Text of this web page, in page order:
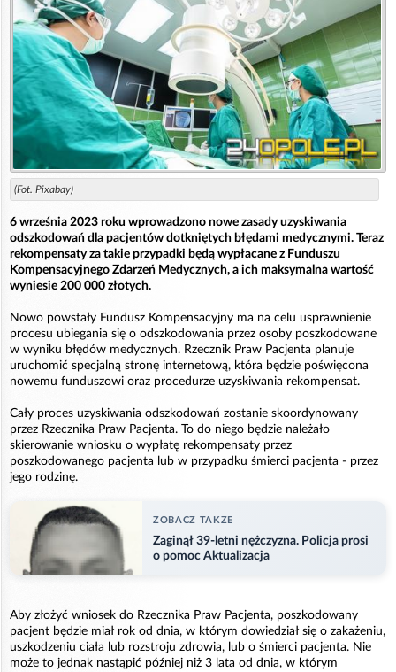
(Fot. Pixabay)
6 września 2023 roku wprowadzono nowe zasady uzyskiwania
odszkodowań dla pacjentów dotkniętych błędami medycznymi. Teraz
rekompensaty za takie przypadki będą wypłacane z Funduszu
Kompensacyjnego Zdarzeń Medycznych, a ich maksymalna wartość
wyniesie 200 000 złotych.
Nowo powstały Fundusz Kompensacyjny ma na celu usprawnienie
procesu ubiegania się o odszkodowania przez osoby poszkodowane
w wyniku błędów medycznych. Rzecznik Praw Pacjenta planuje
uruchomić specjalną stronę internetową, która będzie poświęcona
nowemu funduszowi oraz procedurze uzyskiwania rekompensat.
Cały proces uzyskiwania odszkodowań zostanie skoordynowany
przez Rzecznika Praw Pacjenta. To do niego będzie należało
skierowanie wniosku o wypłatę rekompensaty przez
poszkodowanego pacjenta lub w przypadku śmierci pacjenta - przez
jego rodzinę.
ZOBACZ TAKZE
Zaginął 39-letni nężczyzna. Policja prosi
o pomoc Aktualizacja
Aby złożyć wniosek do Rzecznika Praw Pacjenta, poszkodowany
pacjent będzie miał rok od dnia, w którym dowiedział się o zakażeniu,
uszkodzeniu ciała lub rozstroju zdrowia, lub o śmierci pacjenta. Nie
może to jednak nastąpić później niż 3 lata od dnia, w którym